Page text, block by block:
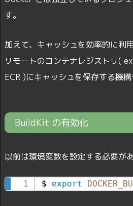
す。
加えて、キャッシュを効率的に利用
リモートのコンテナレジストリ(
ECR )にキャッシュを保存する機構
BuildKit の有効化
以前は環境変数を設定する必要が
$ export